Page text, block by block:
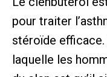
pour traiter
stéroïde
laquelle les